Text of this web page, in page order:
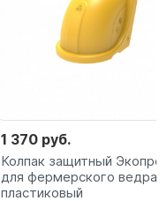
1 370 руб.
Колпак защитный
для фермерского ведра
пластиковый